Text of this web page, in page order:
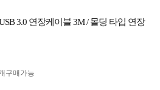
3.0 연장케이블 3M / 몰딩 타입 연장
구매가능